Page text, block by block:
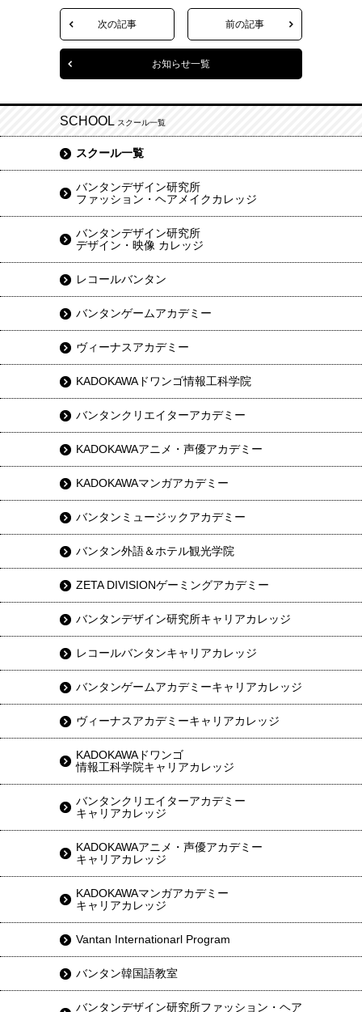
次の記事 前の記事
お知らせ一覧
SCHOOL スクール一覧
スクール一覧
バンタンデザイン研究所
ファッション・ヘアメイクカレッジ
バンタンデザイン研究所
デザイン・映像 カレッジ
レコールバンタン
バンタンゲームアカデミー
ヴィーナスアカデミー
KADOKAWAドワンゴ情報工科学院
バンタンクリエイターアカデミー
KADOKAWAアニメ・声優アカデミー
KADOKAWAマンガアカデミー
バンタンミュージックアカデミー
バンタン外語＆ホテル観光学院
ZETA DIVISIONゲーミングアカデミー
バンタンデザイン研究所キャリアカレッジ
レコールバンタンキャリアカレッジ
バンタンゲームアカデミーキャリアカレッジ
ヴィーナスアカデミーキャリアカレッジ
KADOKAWAドワンゴ
情報工科学院キャリアカレッジ
バンタンクリエイターアカデミー
キャリアカレッジ
KADOKAWAアニメ・声優アカデミー
キャリアカレッジ
KADOKAWAマンガアカデミー
キャリアカレッジ
Vantan Internationarl Program
バンタン韓国語教室
バンタンデザイン研究所ファッション・ヘア